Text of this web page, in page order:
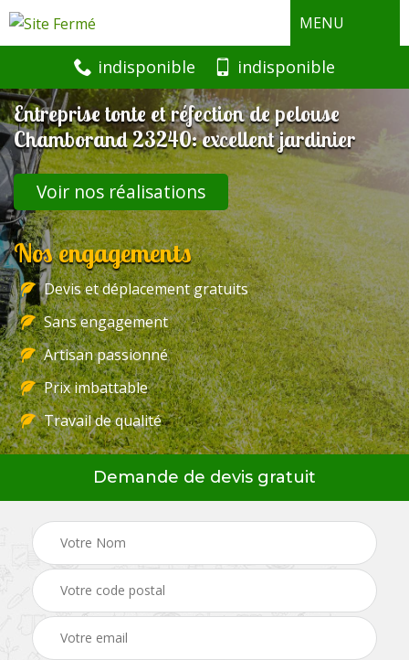
MENU
indisponible indisponible
Entreprise tonte et réfection de pelouse
Chamborand 23240: excellent jardinier
Voir nos réalisations
Nos engagements
Devis et déplacement gratuits
Sans engagement
Artisan passionné
Prix imbattable
Travail de qualité
Demande de devis gratuit